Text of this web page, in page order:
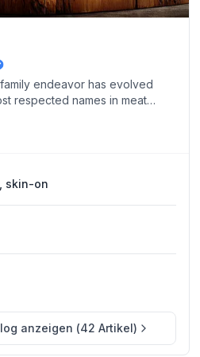
endeavor has evolved
respected names in meat
and Dobromir's
skin-on
anzeigen (42 Artikel)